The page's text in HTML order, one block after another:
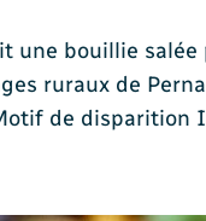
une bouillie
ruraux de
de disparition